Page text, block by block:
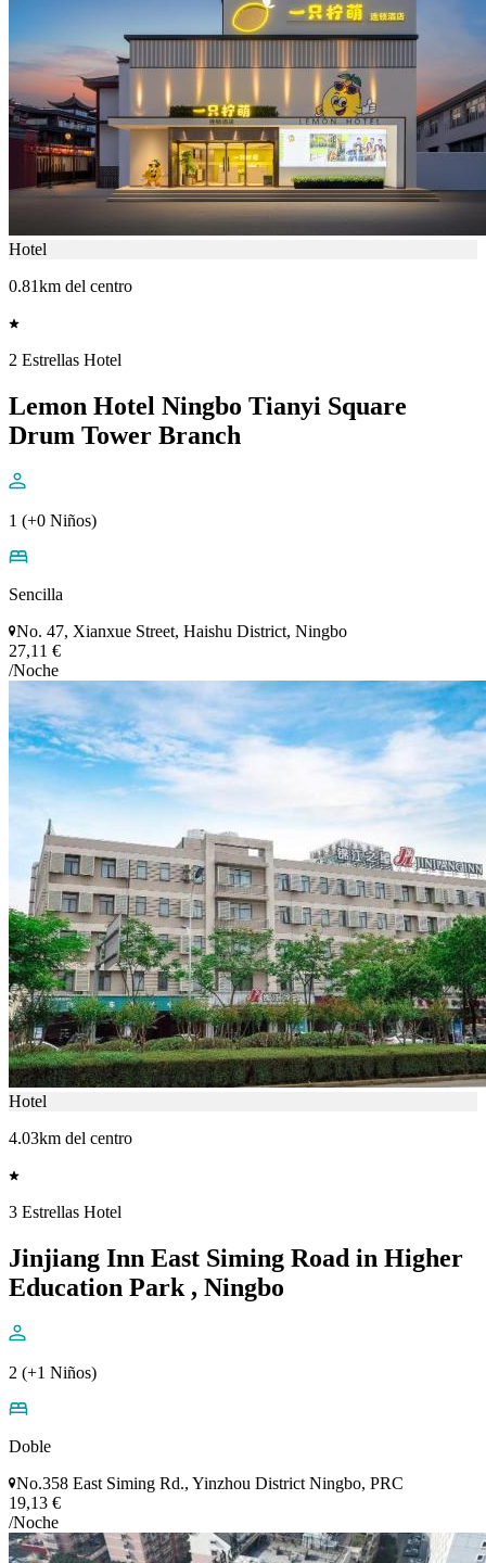
Hotel
0.81km del centro
2 Estrellas Hotel
Lemon Hotel Ningbo Tianyi Square
Drum Tower Branch
1 (+0 Niños)
Sencilla
No. 47, Xianxue Street, Haishu District, Ningbo
27,11 €
/Noche
Hotel
4.03km del centro
3 Estrellas Hotel
Jinjiang Inn East Siming Road in Higher
Education Park , Ningbo
2 (+1 Niños)
Doble
No.358 East Siming Rd., Yinzhou District Ningbo, PRC
19,13 €
/Noche